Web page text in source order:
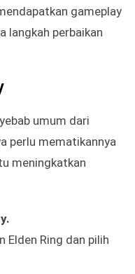
gameplay
langkah perbaikan
umum dari
perlu mematikannya
meningkatkan
Elden Ring dan pilih